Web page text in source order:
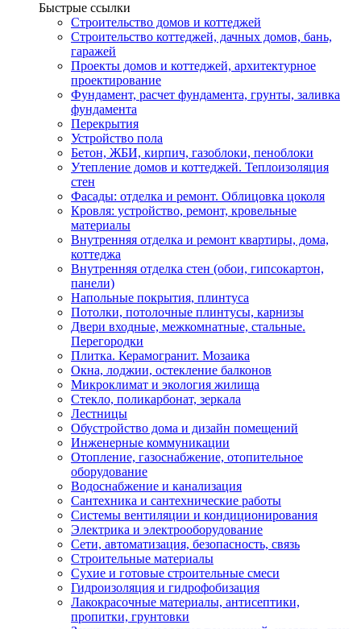
Быстрые ссылки
Строительство домов и коттеджей
Строительство коттеджей, дачных домов, бань,
гаражей
Проекты домов и коттеджей, архитектурное
проектирование
Фундамент, расчет фундамента, грунты, заливка
фундамента
Перекрытия
Устройство пола
Бетон, ЖБИ, кирпич, газоблоки, пеноблоки
Утепление домов и коттеджей. Теплоизоляция
стен
Фасады: отделка и ремонт. Облицовка цоколя
Кровля: устройство, ремонт, кровельные
материалы
Внутренняя отделка и ремонт квартиры, дома,
коттеджа
Внутренняя отделка стен (обои, гипсокартон,
панели)
Напольные покрытия, плинтуса
Потолки, потолочные плинтусы, карнизы
Двери входные, межкомнатные, стальные.
Перегородки
Плитка. Керамогранит. Мозаика
Окна, лоджии, остекление балконов
Микроклимат и экология жилища
Стекло, поликарбонат, зеркала
Лестницы
Обустройство дома и дизайн помещений
Инженерные коммуникации
Отопление, газоснабжение, отопительное
оборудование
Водоснабжение и канализация
Сантехника и сантехнические работы
Системы вентиляции и кондиционирования
Электрика и электрооборудование
Сети, автоматизация, безопасность, связь
Строительные материалы
Сухие и готовые строительные смеси
Гидроизоляция и гидрофобизация
Лакокрасочные материалы, антисептики,
пропитки, грунтовки